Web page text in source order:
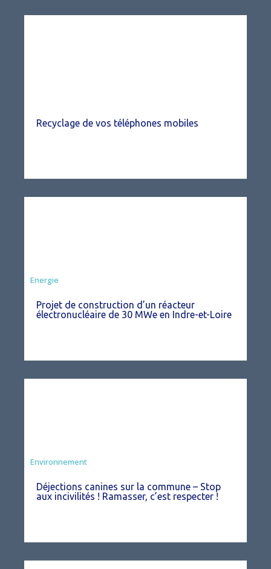
Recyclage de vos téléphones mobiles
Energie
Projet de construction d’un réacteur
électronucléaire de 30 MWe en Indre-et-Loire
Environnement
Déjections canines sur la commune – Stop
aux incivilités ! Ramasser, c’est respecter !